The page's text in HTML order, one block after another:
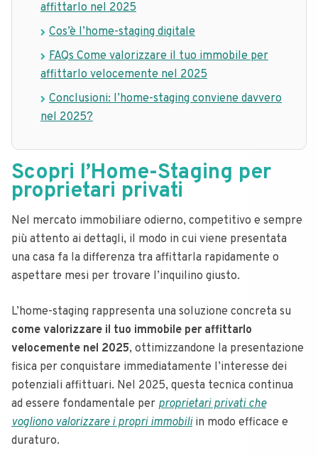
affittarlo nel 2025
Cos’è l’home-staging digitale
FAQs Come valorizzare il tuo immobile per
affittarlo velocemente nel 2025
Conclusioni: l’home-staging conviene davvero
nel 2025?
Scopri l’Home-Staging per
proprietari privati
Nel mercato immobiliare odierno, competitivo e sempre
più attento ai dettagli, il modo in cui viene presentata
una casa fa la differenza tra affittarla rapidamente o
aspettare mesi per trovare l’inquilino giusto.
L’home-staging rappresenta una soluzione concreta su
come valorizzare il tuo immobile per affittarlo
velocemente nel 2025, ottimizzandone la presentazione
fisica per conquistare immediatamente l’interesse dei
potenziali affittuari. Nel 2025, questa tecnica continua
ad essere fondamentale per proprietari privati che
vogliono valorizzare i propri immobili in modo efficace e
duraturo.